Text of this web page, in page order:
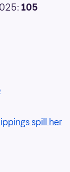
105
spill her